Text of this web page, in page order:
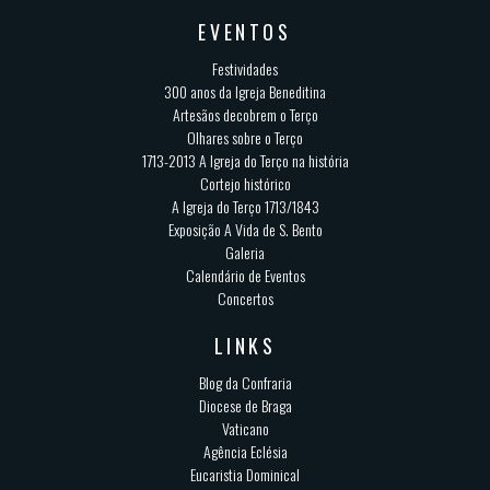
EVENTOS
Festividades
300 anos da Igreja Beneditina
Artesãos decobrem o Terço
Olhares sobre o Terço
1713-2013 A Igreja do Terço na história
Cortejo histórico
A Igreja do Terço 1713/1843
Exposição A Vida de S. Bento
Galeria
Calendário de Eventos
Concertos
LINKS
Blog da Confraria
Diocese de Braga
Vaticano
Agência Eclésia
Eucaristia Dominical